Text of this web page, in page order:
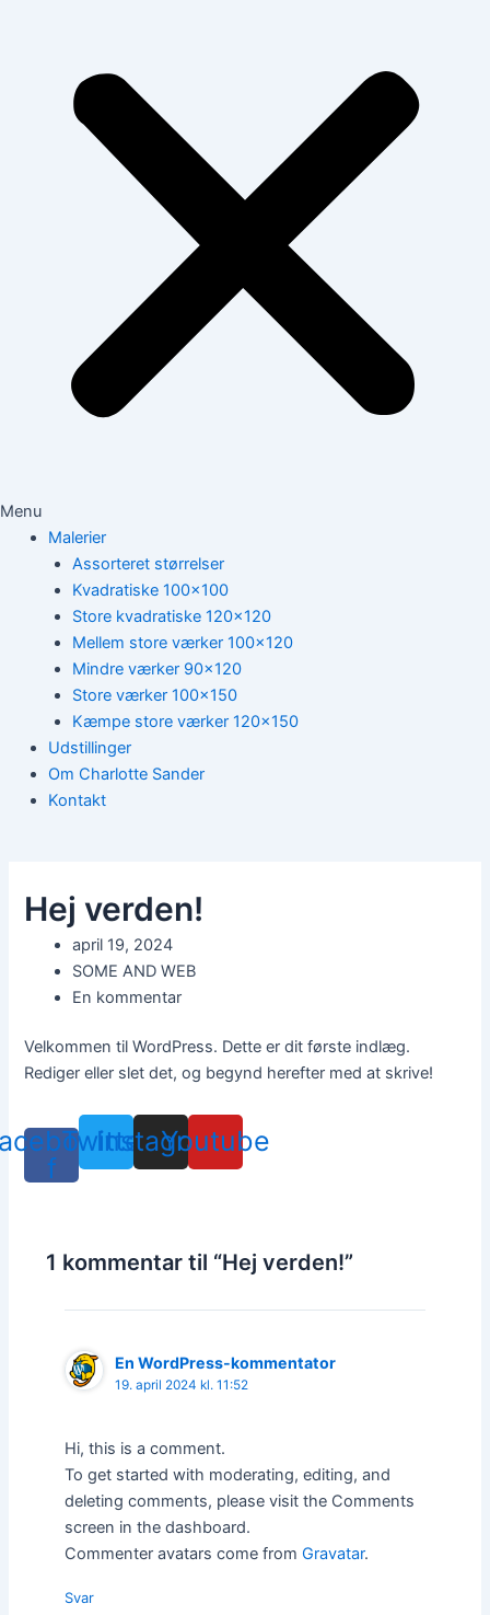
Menu
Malerier
Assorteret størrelser
Kvadratiske 100×100
Store kvadratiske 120×120
Mellem store værker 100×120
Mindre værker 90×120
Store værker 100×150
Kæmpe store værker 120×150
Udstillinger
Om Charlotte Sander
Kontakt
Hej verden!
april 19, 2024
SOME AND WEB
En kommentar
Velkommen til WordPress. Dette er dit første indlæg.
Rediger eller slet det, og begynd herefter med at skrive!
f
Twitter
Instagram
Youtube
1 kommentar til “Hej verden!”
En WordPress-kommentator
19. april 2024 kl. 11:52
Hi, this is a comment.
To get started with moderating, editing, and
deleting comments, please visit the Comments
screen in the dashboard.
Commenter avatars come from Gravatar.
Svar